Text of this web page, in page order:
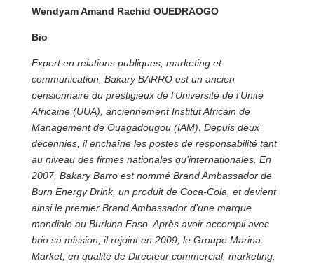
Wendyam Amand Rachid OUEDRAOGO
Bio
Expert en relations publiques, marketing et
communication, Bakary BARRO est un ancien
pensionnaire du prestigieux de l’Université de l’Unité
Africaine (UUA), anciennement Institut Africain de
Management de Ouagadougou (IAM). Depuis deux
décennies, il enchaîne les postes de responsabilité tant
au niveau des firmes nationales qu’internationales. En
2007, Bakary Barro est nommé Brand Ambassador de
Burn Energy Drink, un produit de Coca-Cola, et devient
ainsi le premier Brand Ambassador d’une marque
mondiale au Burkina Faso. Après avoir accompli avec
brio sa mission, il rejoint en 2009, le Groupe Marina
Market, en qualité de Directeur commercial, marketing,